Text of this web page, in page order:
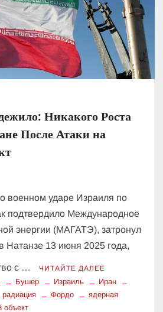
Никакого Роста
После Атаки на
военном ударе Израиля по
подтвердило Международное
энергии (МАГАТЭ), затронул
Натанзе 13 июня 2025 года,
с … ЧИТАЙТЕ ДАЛЕЕ
Бушер Израиль
Иран
радиация Фордо
ядерная
объект